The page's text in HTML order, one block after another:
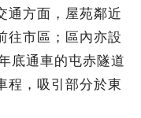
通方面，屋苑鄰近
往市區；區內亦設
底通車的屯赤隧道
程，吸引部分於東